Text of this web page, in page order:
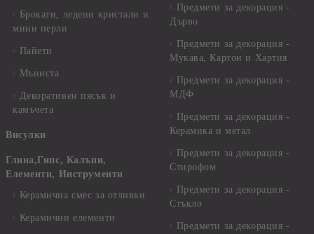
Брокати, ледени кристали и
мини перли
Пайети
Мъниста
Декоративен пясък и
камъчета
Висулки
Глина,Гипс, Калъпи,
Елементи, Инструменти
Керамична смес за отливки
Керамични елементи
Предмети за декорация -
Дърво
Предмети за декорация -
Мукава, Картон и Хартия
Предмети за декорация -
МДФ
Предмети за декорация -
Керамика и метал
Предмети за декорация -
Стирофом
Предмети за декорация -
Стъкло
Предмети за декорация -